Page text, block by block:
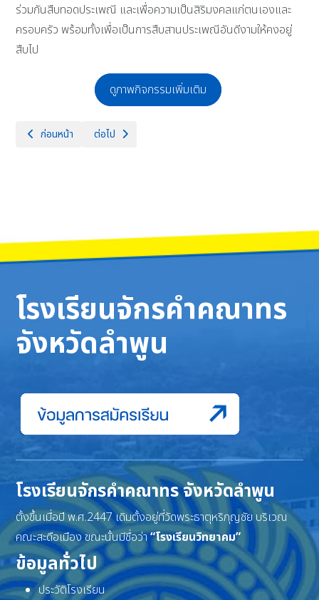
ร่วมกันสืบทอดประเพณี และเพื่อความเป็นสิริมงคลแก่ตนเองและ
ครอบครัว พร้อมทั้งเพื่อเป็นการสืบสานประเพณีอันดีงามให้คงอยู่
สืบไป
ดูภาพกิจกรรมเพิ่มเติม
เนื้อหาก่อนหน้า: พิธีมอบทุนการศึกษา ประจำปีการศึกษา 2567 วันพฤหัสบดี
ก่อนหน้า เนื้อหาถัดไป: กิจกรรม Brilliant Day 2025 จัดขึ้นโดยนัก
ต่อไป
โรงเรียนจักรคำคณาทร
จังหวัดลำพูน
โรงเรียนจักรคำคณาทร จังหวัดลำพูน
ตั้งขึ้นเมื่อปี พ.ศ.2447 เดิมตั้งอยู่ที่วัดพระธาตุหริภุญชัย บริเวณ
คณะสะดือเมือง ขณะนั้นมีชื่อว่า“โรงเรียนวิทยาคม”
ข้อมูลทั่วไป
ประวัติโรงเรียน